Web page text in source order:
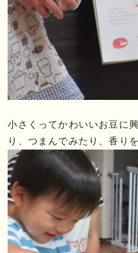
小さくってかわいいお豆に
り、つまんでみたり、香り